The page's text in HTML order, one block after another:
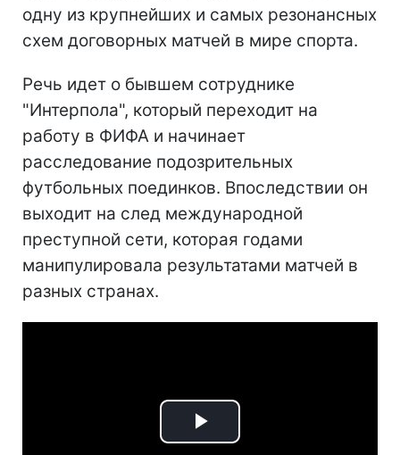
одну из крупнейших и самых резонансных
схем договорных матчей в мире спорта.
Речь идет о бывшем сотруднике
"Интерпола", который переходит на
работу в ФИФА и начинает
расследование подозрительных
футбольных поединков. Впоследствии он
выходит на след международной
преступной сети, которая годами
манипулировала результатами матчей в
разных странах.
Play